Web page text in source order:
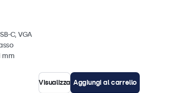
C, VGA
mm
Visualizza Aggiungi al carrello